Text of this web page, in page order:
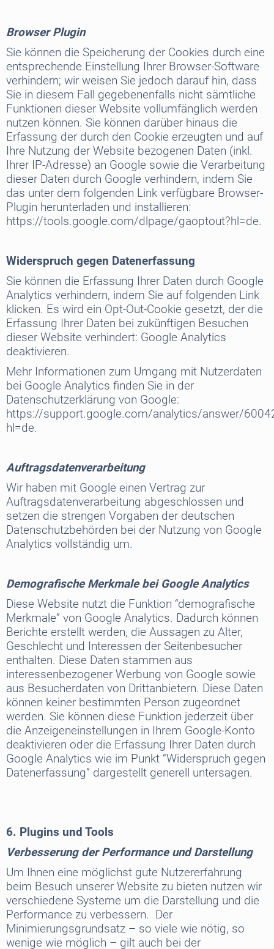
Browser Plugin
Sie können die Speicherung der Cookies durch eine
entsprechende Einstellung Ihrer Browser-Software
verhindern; wir weisen Sie jedoch darauf hin, dass
Sie in diesem Fall gegebenenfalls nicht sämtliche
Funktionen dieser Website vollumfänglich werden
nutzen können. Sie können darüber hinaus die
Erfassung der durch den Cookie erzeugten und auf
Ihre Nutzung der Website bezogenen Daten (inkl.
Ihrer IP-Adresse) an Google sowie die Verarbeitung
dieser Daten durch Google verhindern, indem Sie
das unter dem folgenden Link verfügbare Browser-
Plugin herunterladen und installieren:
https://tools.google.com/dlpage/gaoptout?hl=de.
Widerspruch gegen Datenerfassung
Sie können die Erfassung Ihrer Daten durch Google
Analytics verhindern, indem Sie auf folgenden Link
klicken. Es wird ein Opt-Out-Cookie gesetzt, der die
Erfassung Ihrer Daten bei zukünftigen Besuchen
dieser Website verhindert: Google Analytics
deaktivieren.
Mehr Informationen zum Umgang mit Nutzerdaten
bei Google Analytics finden Sie in der
Datenschutzerklärung von Google:
https://support.google.com/analytics/answer/
hl=de.
Auftragsdatenverarbeitung
Wir haben mit Google einen Vertrag zur
Auftragsdatenverarbeitung abgeschlossen und
setzen die strengen Vorgaben der deutschen
Datenschutzbehörden bei der Nutzung von Google
Analytics vollständig um.
Demografische Merkmale bei Google Analytics
Diese Website nutzt die Funktion “demografische
Merkmale” von Google Analytics. Dadurch können
Berichte erstellt werden, die Aussagen zu Alter,
Geschlecht und Interessen der Seitenbesucher
enthalten. Diese Daten stammen aus
interessenbezogener Werbung von Google sowie
aus Besucherdaten von Drittanbietern. Diese Daten
können keiner bestimmten Person zugeordnet
werden. Sie können diese Funktion jederzeit über
die Anzeigeneinstellungen in Ihrem Google-Konto
deaktivieren oder die Erfassung Ihrer Daten durch
Google Analytics wie im Punkt “Widerspruch gegen
Datenerfassung” dargestellt generell untersagen.
6. Plugins und Tools
Verbesserung der Performance und Darstellung
Um Ihnen eine möglichst gute Nutzererfahrung
beim Besuch unserer Website zu bieten nutzen wir
verschiedene Systeme um die Darstellung und die
Performance zu verbessern. Der
Minimierungsgrundsatz – so viele wie nötig, so
wenige wie möglich – gilt auch bei der